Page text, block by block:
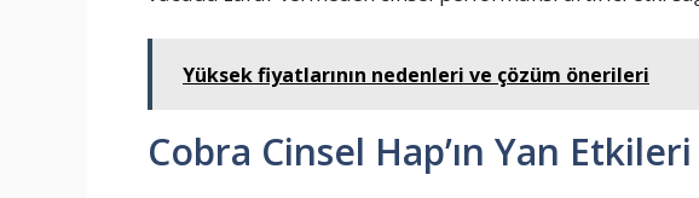
Yüksek fiyatlarının nedenleri ve çözüm önerileri
Cobra Cinsel Hap’ın Yan Etkileri